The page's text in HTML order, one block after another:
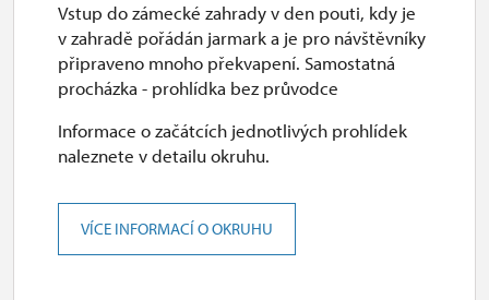
30. 10.
pá
9.00 – 15.30
2. 11.-31. 12.
uzavřen
Vstup do zámecké zahrady v den pouti, kdy je
v zahradě pořádán jarmark a je pro návštěvníky
připraveno mnoho překvapení. Samostatná
procházka - prohlídka bez průvodce
Informace o začátcích jednotlivých prohlídek
naleznete v detailu okruhu.
VÍCE INFORMACÍ O OKRUHU